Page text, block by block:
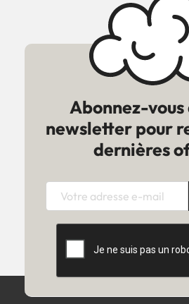
Abonnez-
newsletter pour
dernières